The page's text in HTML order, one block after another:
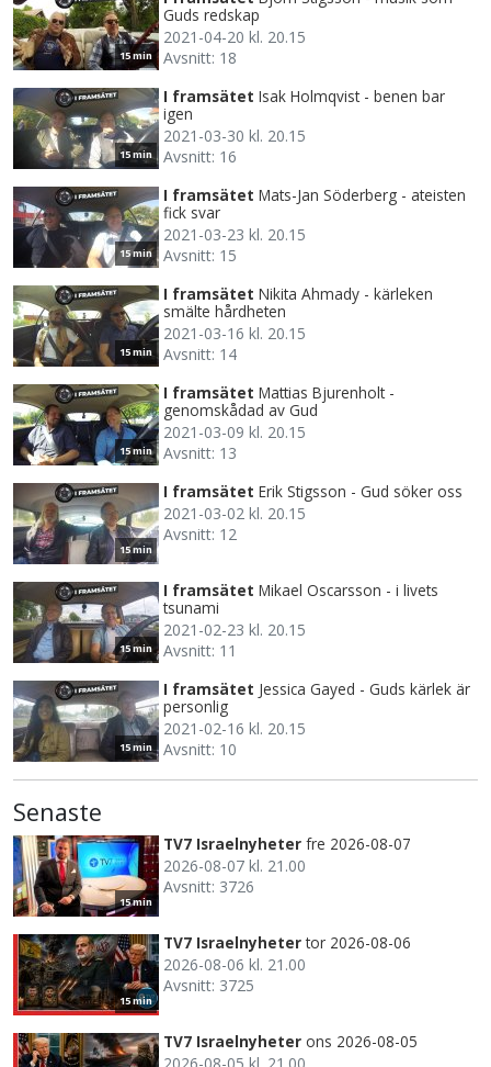
15 min
Guds redskap
2021-04-20 kl. 20.15
Avsnitt: 18
15 min
I framsätet Isak Holmqvist - benen bar
igen
2021-03-30 kl. 20.15
Avsnitt: 16
15 min
I framsätet Mats-Jan Söderberg - ateisten
fick svar
2021-03-23 kl. 20.15
Avsnitt: 15
15 min
I framsätet Nikita Ahmady - kärleken
smälte hårdheten
2021-03-16 kl. 20.15
Avsnitt: 14
15 min
I framsätet Mattias Bjurenholt -
genomskådad av Gud
2021-03-09 kl. 20.15
Avsnitt: 13
15 min
I framsätet Erik Stigsson - Gud söker oss
2021-03-02 kl. 20.15
Avsnitt: 12
15 min
I framsätet Mikael Oscarsson - i livets
tsunami
2021-02-23 kl. 20.15
Avsnitt: 11
15 min
I framsätet Jessica Gayed - Guds kärlek är
personlig
2021-02-16 kl. 20.15
Avsnitt: 10
Senaste
15 min
TV7 Israelnyheter fre 2026-08-07
2026-08-07 kl. 21.00
Avsnitt: 3726
15 min
TV7 Israelnyheter tor 2026-08-06
2026-08-06 kl. 21.00
Avsnitt: 3725
TV7 Israelnyheter ons 2026-08-05